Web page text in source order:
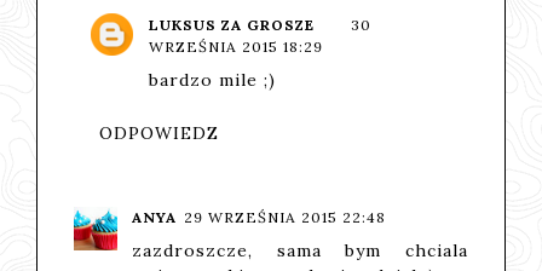
LUKSUS ZA GROSZE
30
WRZEŚNIA 2015 18:29
bardzo mile ;)
ODPOWIEDZ
ANYA 29 WRZEŚNIA 2015 22:48
zazdroszcze, sama bym chciala